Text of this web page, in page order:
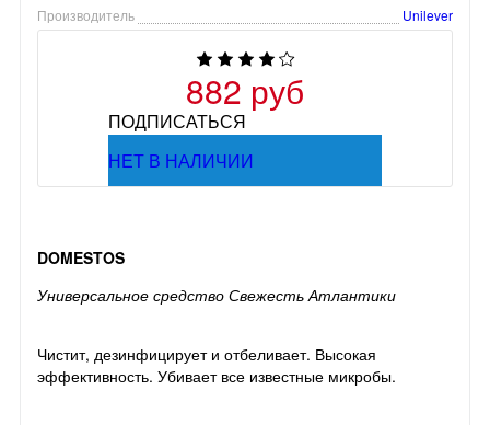
Производитель
Unilever
882 руб
ПОДПИСАТЬСЯ
НЕТ В НАЛИЧИИ
DOMESTOS
Универсальное средство Свежесть Атлантики
Чистит, дезинфицирует и отбеливает. Высокая
эффективность. Убивает все известные микробы.